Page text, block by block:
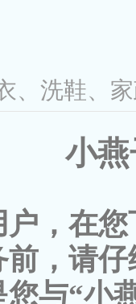
、洗鞋
小
，在
前，请
与“小